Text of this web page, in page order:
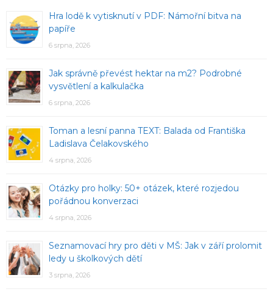
Hra lodě k vytisknutí v PDF: Námořní bitva na
papíře
6 srpna, 2026
Jak správně převést hektar na m2? Podrobné
vysvětlení a kalkulačka
6 srpna, 2026
Toman a lesní panna TEXT: Balada od Františka
Ladislava Čelakovského
4 srpna, 2026
Otázky pro holky: 50+ otázek, které rozjedou
pořádnou konverzaci
4 srpna, 2026
Seznamovací hry pro děti v MŠ: Jak v září prolomit
ledy u školkových dětí
3 srpna, 2026